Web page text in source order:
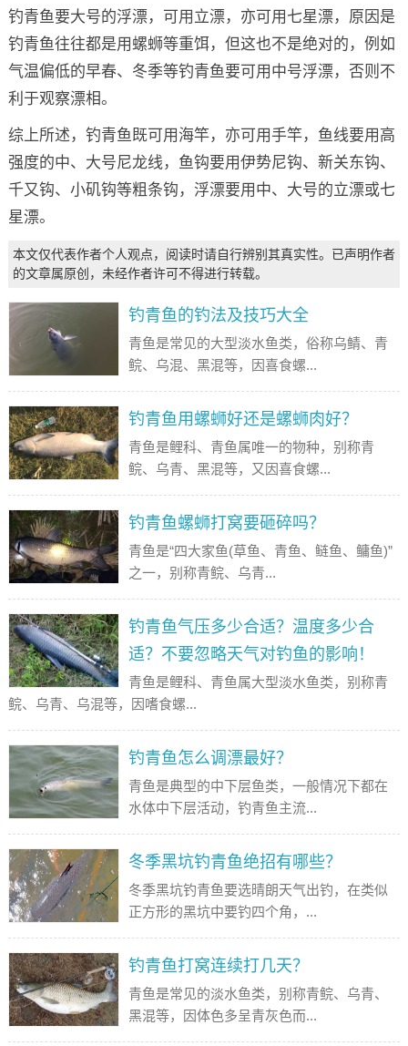
钓青鱼要大号的浮漂，可用立漂，亦可用七星漂，原因是
钓青鱼往往都是用螺蛳等重饵，但这也不是绝对的，例如
气温偏低的早春、冬季等钓青鱼要可用中号浮漂，否则不
利于观察漂相。
综上所述，钓青鱼既可用海竿，亦可用手竿，鱼线要用高
强度的中、大号尼龙线，鱼钩要用伊势尼钩、新关东钩、
千又钩、小矶钩等粗条钩，浮漂要用中、大号的立漂或七
星漂。
本文仅代表作者个人观点，阅读时请自行辨别其真实性。已声明作者
的文章属原创，未经作者许可不得进行转载。
钓青鱼的钓法及技巧大全
青鱼是常见的大型淡水鱼类，俗称乌鲭、青
鲩、乌混、黑混等，因喜食螺...
钓青鱼用螺蛳好还是螺蛳肉好？
青鱼是鲤科、青鱼属唯一的物种，别称青
鲩、乌青、黑混等，又因喜食螺...
钓青鱼螺蛳打窝要砸碎吗？
青鱼是“四大家鱼(草鱼、青鱼、鲢鱼、鳙鱼)”
之一，别称青鲩、乌青...
钓青鱼气压多少合适？温度多少合
适？不要忽略天气对钓鱼的影响！
青鱼是鲤科、青鱼属大型淡水鱼类，别称青
鲩、乌青、乌混等，因嗜食螺...
钓青鱼怎么调漂最好？
青鱼是典型的中下层鱼类，一般情况下都在
水体中下层活动，钓青鱼主流...
冬季黑坑钓青鱼绝招有哪些？
冬季黑坑钓青鱼要选晴朗天气出钓，在类似
正方形的黑坑中要钓四个角，...
钓青鱼打窝连续打几天？
青鱼是常见的淡水鱼类，别称青鲩、乌青、
黑混等，因体色多呈青灰色而...